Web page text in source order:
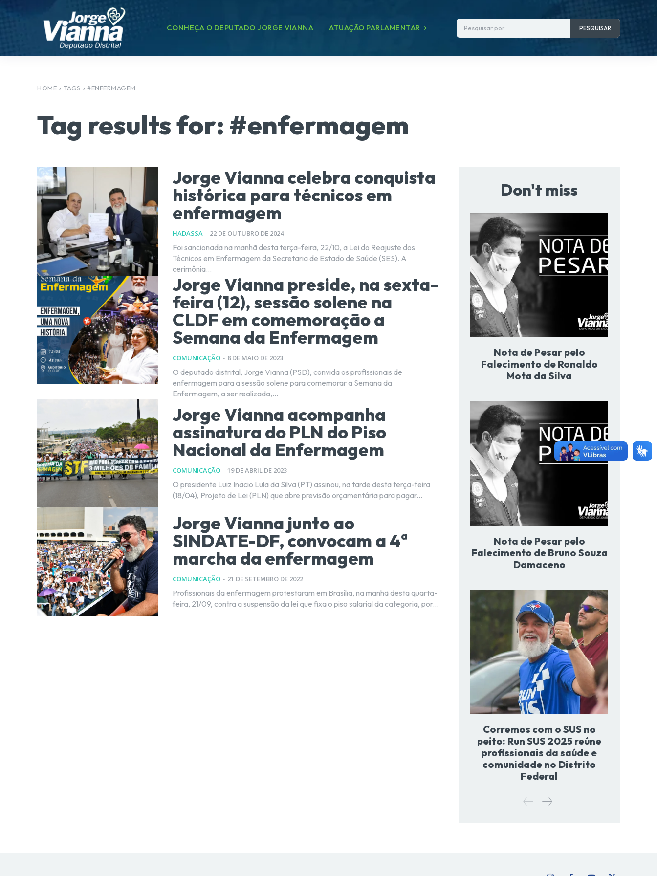
CONHEÇA O DEPUTADO JORGE VIANNA ATUAÇÃO PARLAMENTAR Pesquisar por PESQUISAR
HOME TAGS #ENFERMAGEM
Tag results for: #enfermagem
Jorge Vianna celebra conquista
histórica para técnicos em
enfermagem
HADASSA - 22 DE OUTUBRO DE 2024
Foi sancionada na manhã desta terça-feira, 22/10, a Lei do Reajuste dos
Técnicos em Enfermagem da Secretaria de Estado de Saúde (SES). A
cerimônia...
Jorge Vianna preside, na sexta-
feira (12), sessão solene na
CLDF em comemoração a
Semana da Enfermagem
COMUNICAÇÃO - 8 DE MAIO DE 2023
O deputado distrital, Jorge Vianna (PSD), convida os profissionais de
enfermagem para a sessão solene para comemorar a Semana da
Enfermagem, a ser realizada,...
Jorge Vianna acompanha
assinatura do PLN do Piso
Nacional da Enfermagem
COMUNICAÇÃO - 19 DE ABRIL DE 2023
O presidente Luiz Inácio Lula da Silva (PT) assinou, na tarde desta terça-feira
(18/04), Projeto de Lei (PLN) que abre previsão orçamentária para pagar...
Jorge Vianna junto ao
SINDATE-DF, convocam a 4ª
marcha da enfermagem
COMUNICAÇÃO - 21 DE SETEMBRO DE 2022
Profissionais da enfermagem protestaram em Brasília, na manhã desta quarta-
feira, 21/09, contra a suspensão da lei que fixa o piso salarial da categoria, por...
Don't miss
Nota de Pesar pelo
Falecimento de Ronaldo
Mota da Silva
Nota de Pesar pelo
Falecimento de Bruno Souza
Damaceno
Corremos com o SUS no
peito: Run SUS 2025 reúne
profissionais da saúde e
comunidade no Distrito
Federal